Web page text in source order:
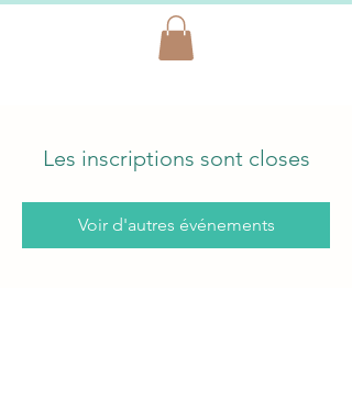
Les inscriptions sont closes
Voir d'autres événements